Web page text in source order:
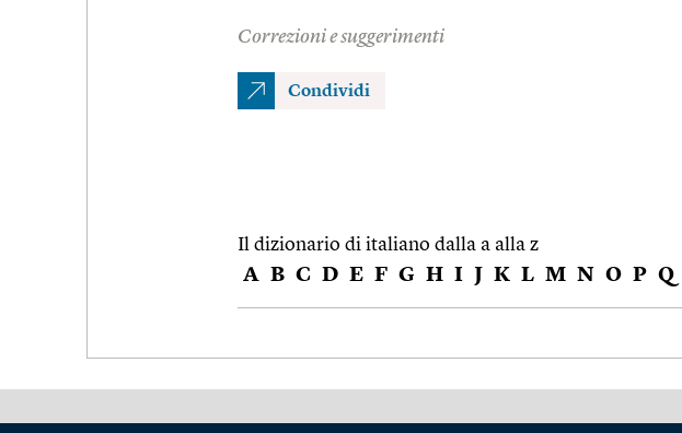
Correzioni e suggerimenti
Condividi
Il dizionario di italiano dalla a alla z
A B C D E F G H I J K L M N O P Q